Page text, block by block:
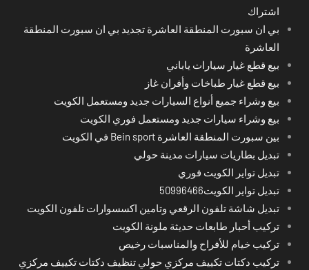
اشتراك
بي ان سبورت المنطقة العاشرة تجديد بي ان سبورت المنطقة
العاشرة
بيع قطع غيار سيارات ياباني
بيع قطع غيار طباخات وأفران غاز
بيع وشراء جميع أنواع السيارات جديد ومستعمل الكويت
بيع وشراء سيارات جديد ومستعمل فوري الكويت
بين سبورت المنطقة العاشرة Bein sport في الكويت
تبديل بطاريات سيارات مدينة حولي
تبديل تواير الكويت فوري
تبديل تواير الكويت50996466
تبديل شاشة تلفون الرقعي وتامين اكسسوارات تلفون الكويت
تركيب أحبار طابعات حديثة ملونة الكويت
تركيب خيام للأفراح والمناسبات رخيص
تركيب دكتات تكييف مركزي حولي تنظيف دكتات تكييف مركزي